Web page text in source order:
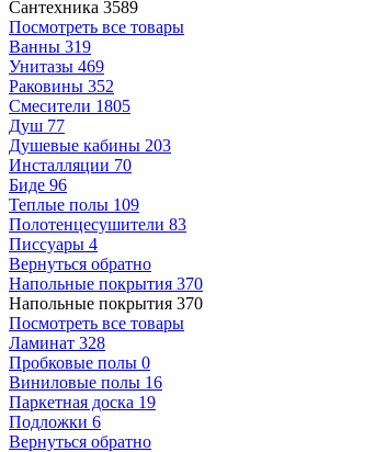
Сантехника 3589
Посмотреть все товары
Ванны 319
Унитазы 469
Раковины 352
Смесители 1805
Душ 77
Душевые кабины 203
Инсталляции 70
Биде 96
Теплые полы 109
Полотенцесушители 83
Писсуары 4
Вернуться обратно
Напольные покрытия 370
Напольные покрытия 370
Посмотреть все товары
Ламинат 328
Пробковые полы 0
Виниловые полы 16
Паркетная доска 19
Подложки 6
Вернуться обратно